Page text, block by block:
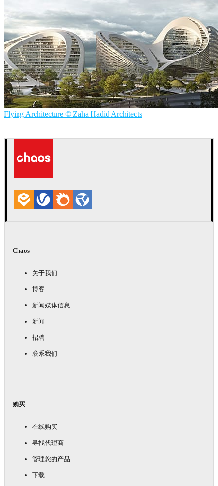
Flying Architecture © Zaha Hadid Architects
Chaos
关于我们
博客
新闻媒体信息
新闻
招聘
联系我们
购买
在线购买
寻找代理商
管理您的产品
下载